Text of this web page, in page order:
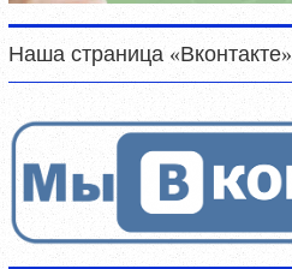
Наша страница «Вконтакте»